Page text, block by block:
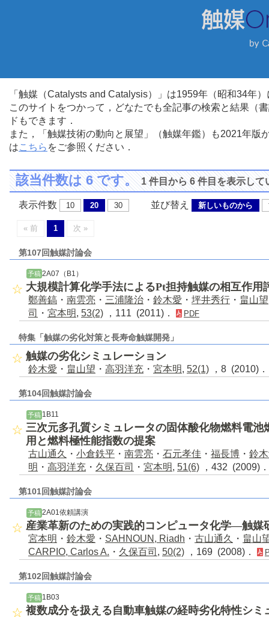
「触媒（Catalysts and Catalysis）」は1959年（昭和34年
このサイトをつかって，どなたでも全記事の検索と結果（
ドもできます．
また，「触媒技術の動向と展望」（触媒年鑑）も2021年
はこちら をご参照ください．
該当件数は 6 です。1 件目から 6 件目を表示して
表示件数 10 20 30 並び替え 新しいものから
« 前 1 次 »
第107回触媒討論会
予稿 2A07（B1）
大規模計算化学手法によるPt担持触媒の相互作用
鄭善鎬 ・ 南雲亮 ・ 三浦隆治 ・ 鈴木愛 ・ 坪井秀行 ・ 畠山望
司
・ 宮本明, 53(2) ，111 (2011)． PDF
特集「触媒の劣化対策と長寿命触媒開発」
触媒の劣化シミュレーション
鈴木愛 ・ 畠山望 ・ 高羽洋充 ・ 宮本明, 52(1) ，8 (2010)
第104回触媒討論会
予稿 1B11
三次元多孔質シミュレータの固体酸化物燃料電池
用と燃料極性能指数の提案
古山通久 ・ 小倉鉄平 ・ 南雲亮 ・ 石元孝佳 ・ 福長博 ・ 鈴
明 ・ 高羽洋充 ・ 久保百司 ・ 宮本明, 51(6) ，432 (2009)
第101回触媒討論会
予稿2A01依頼講演
産業革新のための実践的コンピュータ化学―触
宮本明 ・ 鈴木愛 ・ SAHNOUN, Riadh ・ 古山通久 ・ 畠山
CARPIO, Carlos A. ・ 久保百司 , 50(2) ，169 (2008)．
第102回触媒討論会
予稿1B03
複数成分を扱える自動車触媒の経時劣化特性シミ